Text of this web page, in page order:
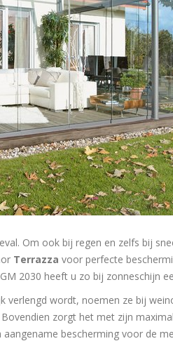
Om ook bij regen en zelfs bij
Terrazza voor perfecte
2030 heeft u zo bij zonneschijn
verlengd wordt, noemen ze bij
zorgt het met zijn
bescherming voor de